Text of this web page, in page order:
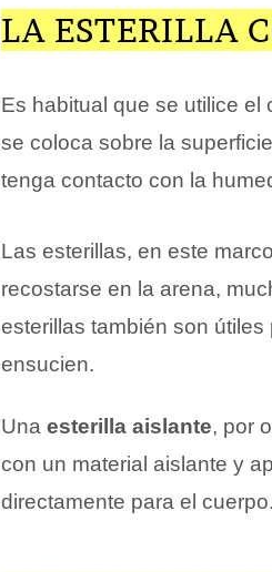
LA ESTERILLA
Es habitual que se utilice
se coloca sobre la
tenga contacto con la
Las esterillas, en este
recostarse en la arena,
esterillas también son
ensucien.
Una esterilla aislante, por
con un material aislante y
directamente para el